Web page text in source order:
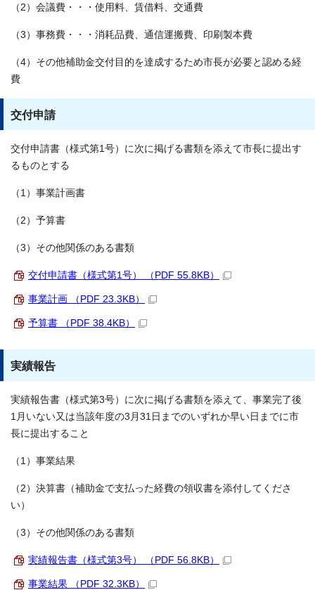
（2）会議費・・・使用料、賃借料、交通費
（3）事務費・・・消耗品費、通信運搬費、印刷製本費
（4）その他補助金交付目的を達成するため市長が必要と認める経
費
交付申請
交付申請書（様式第1号）に次に掲げる書類を添えて市長に提出す
るものとする
（1）事業計画書
（2）予算書
（3）その他関係のある書類
交付申請書（様式第1号） （PDF 55.8KB）
事業計画 （PDF 23.3KB）
予算書 （PDF 38.4KB）
実績報告
実績報告書（様式第3号）に次に掲げる書類を添えて、事業完了後
1月いない又は当該年度の3月31日までのいずれか早い日までに市
長に提出すること
（1）事業結果
（2）決算書（補助金で支払った経費の領収書を添付してくださ
い）
（3）その他関係のある書類
実績報告書（様式第3号） （PDF 56.8KB）
事業結果 （PDF 32.3KB）